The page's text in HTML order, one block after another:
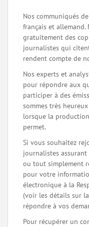
Nos communiqués
français et allemand.
gratuitement des
journalistes qui
rendent compte de
Nos experts et
pour répondre aux
participer à des
sommes très
lorsque la
permet.
Si vous souhaitez
journalistes
ou tout simplement
pour votre
électronique à la
(voir les détails sur
répondre à vos
Pour récupérer un